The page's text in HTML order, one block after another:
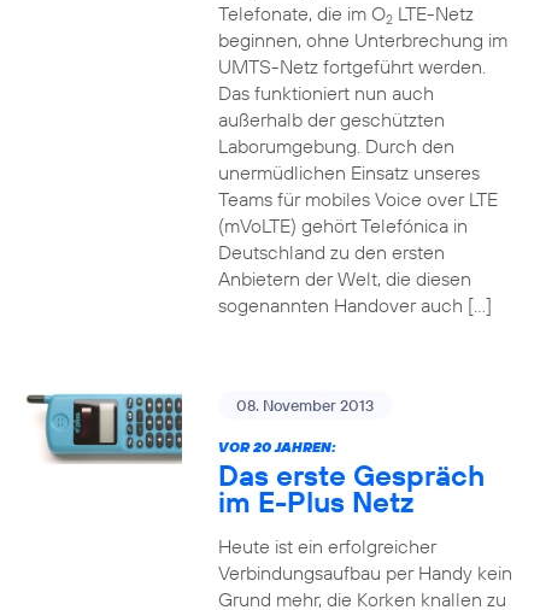
Telefonate, die im O2LTE-Netz
beginnen, ohne Unterbrechung im
UMTS-Netz fortgeführt werden.
Das funktioniert nun auch
außerhalb der geschützten
Laborumgebung. Durch den
unermüdlichen Einsatz unseres
Teams für mobiles Voice over LTE
(mVoLTE) gehört Telefónica in
Deutschland zu den ersten
Anbietern der Welt, die diesen
sogenannten Handover auch […]
08. November 2013
VOR 20 JAHREN:
Das erste Gespräch
im E-Plus Netz
Heute ist ein erfolgreicher
Verbindungsaufbau per Handy kein
Grund mehr, die Korken knallen zu